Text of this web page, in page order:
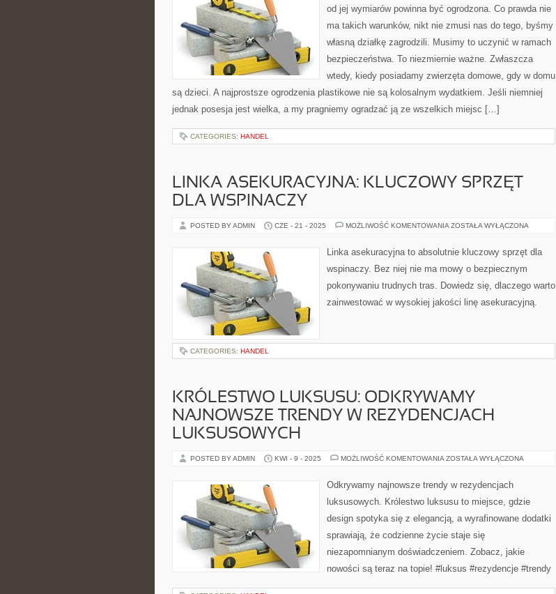
JEST
INTELIGENTNEGO
od jej wymiarów powinna być ogrodzona. Co prawda nie
ma takich warunków, nikt nie zmusi nas do tego, byśmy
własną działkę zagrodzili. Musimy to uczynić w ramach
bezpieczeństwa. To niezmiernie ważne. Zwłaszcza
wtedy, kiedy posiadamy zwierzęta domowe, gdy w domu
są dzieci. A najprostsze ogrodzenia plastikowe nie są kolosalnym wydatkiem. Jeśli niemniej
jednak posesja jest wielka, a my pragniemy ogradzać ją ze wszelkich miejsc […]
CATEGORIES: HANDEL
LINKA ASEKURACYJNA: KLUCZOWY SPRZĘT
DLA WSPINACZY
POSTED BY ADMIN CZE - 21 - 2025 MOŻLIWOŚĆ KOMENTOWANIA LINKA
SPRZĘT
DLA
ZOSTAŁA WYŁĄCZONA
Linka asekuracyjna to absolutnie kluczowy sprzęt dla
wspinaczy. Bez niej nie ma mowy o bezpiecznym
pokonywaniu trudnych tras. Dowiedz się, dlaczego warto
zainwestować w wysokiej jakości linę asekuracyjną.
CATEGORIES: HANDEL
KRÓLESTWO LUKSUSU: ODKRYWAMY
NAJNOWSZE TRENDY W REZYDENCJACH
LUKSUSOWYCH
POSTED BY ADMIN KWI - 9 - 2025 MOŻLIWOŚĆ KOMENTOWANIA KRÓLESTWO
NAJNOWSZE
TRENDY
REZYDENCJACH
ZOSTAŁA WYŁĄCZONA
Odkrywamy najnowsze trendy w rezydencjach
luksusowych. Królestwo luksusu to miejsce, gdzie
design spotyka się z elegancją, a wyrafinowane dodatki
sprawiają, że codzienne życie staje się
niezapomnianym doświadczeniem. Zobacz, jakie
nowości są teraz na topie! #luksus #rezydencje #trendy